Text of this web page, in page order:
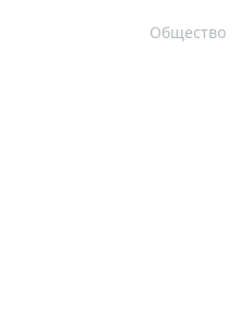
Общество